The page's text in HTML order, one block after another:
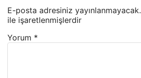
E-posta adresiniz yayınlanmayacak.
ile işaretlenmişlerdir
Yorum *